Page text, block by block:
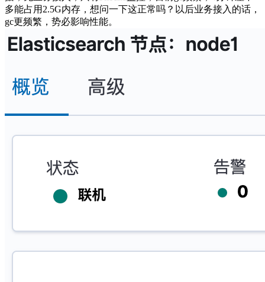
多能占用2.5G内存，想问一下这正常吗？以后业务接入的话，
gc更频繁，势必影响性能。